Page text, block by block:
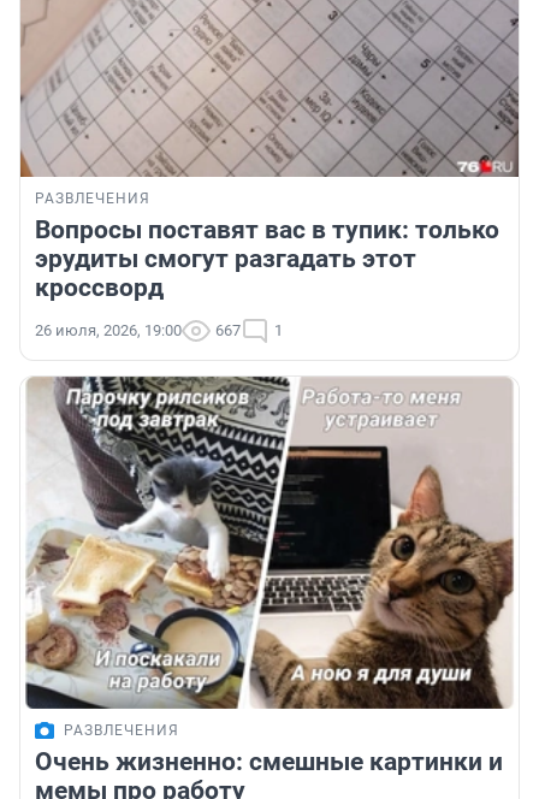
РАЗВЛЕЧЕНИЯ
Вопросы поставят вас в тупик: только
эрудиты смогут разгадать этот
кроссворд
26 июля, 2026, 19:00 667 1
РАЗВЛЕЧЕНИЯ
Очень жизненно: смешные картинки и
мемы про работу